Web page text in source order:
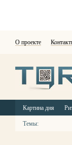
О проекте
Картина дня
Темы: